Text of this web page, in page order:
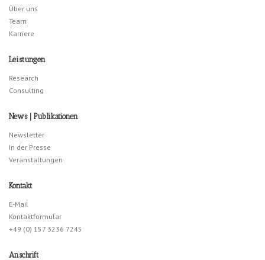
Über uns
Team
Karriere
Leistungen
Research
Consulting
News | Publikationen
Newsletter
In der Presse
Veranstaltungen
Kontakt
E-Mail
Kontaktformular
+49 (0) 157 3236 7245
Anschrift